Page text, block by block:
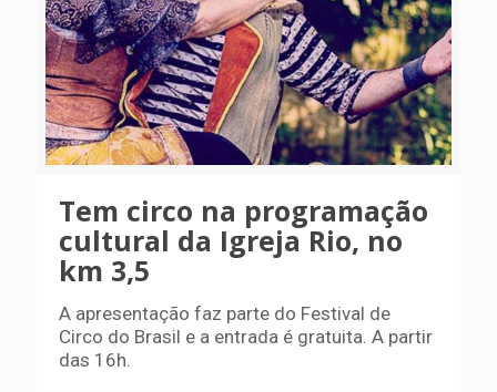
Tem circo na programação
cultural da Igreja Rio, no
km 3,5
A apresentação faz parte do Festival de
Circo do Brasil e a entrada é gratuita. A partir
das 16h.